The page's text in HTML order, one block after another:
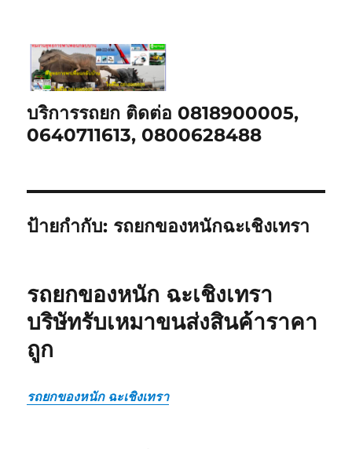
บริการรถยก ติดต่อ 0818900005,
0640711613, 0800628488
ป้ายกำกับ: รถยกของหนักฉะเชิงเทรา
รถยกของหนัก ฉะเชิงเทรา
บริษัทรับเหมาขนส่งสินค้าราคา
ถูก
รถยกของหนัก ฉะเชิงเทรา